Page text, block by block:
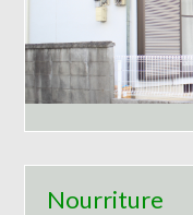
Nourriture